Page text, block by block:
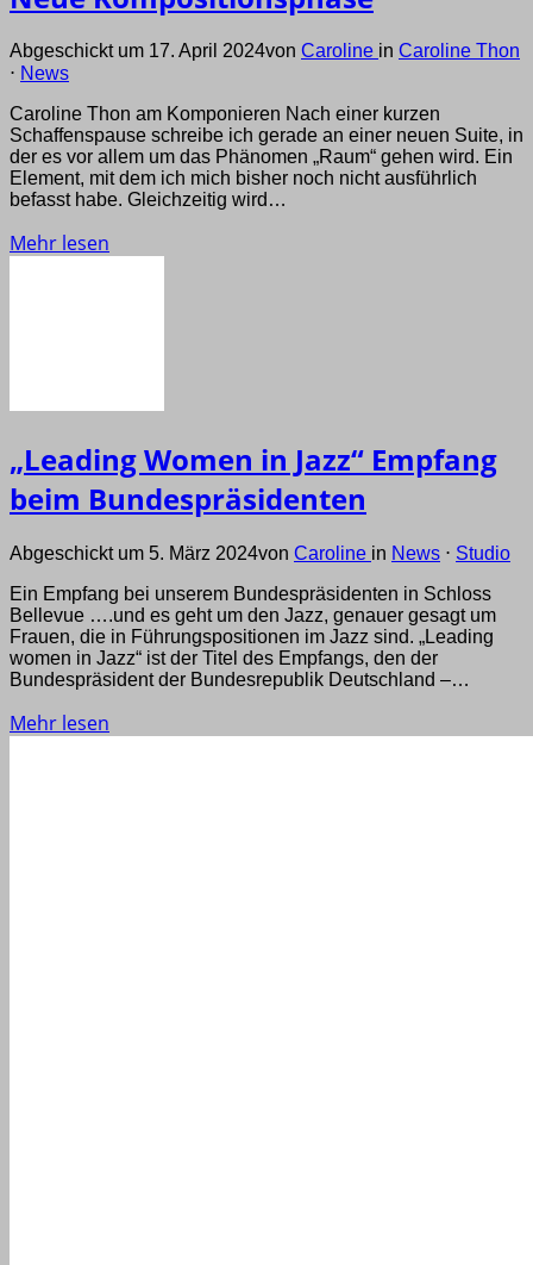
Abgeschickt um 17. April 2024von Caroline in Caroline Thon
⋅ News
Caroline Thon am Komponieren Nach einer kurzen
Schaffenspause schreibe ich gerade an einer neuen Suite, in
der es vor allem um das Phänomen „Raum“ gehen wird. Ein
Element, mit dem ich mich bisher noch nicht ausführlich
befasst habe. Gleichzeitig wird…
Mehr lesen
„Leading Women in Jazz“ Empfang
beim Bundespräsidenten
Abgeschickt um 5. März 2024von Caroline in News ⋅ Studio
Ein Empfang bei unserem Bundespräsidenten in Schloss
Bellevue ….und es geht um den Jazz, genauer gesagt um
Frauen, die in Führungspositionen im Jazz sind. „Leading
women in Jazz“ ist der Titel des Empfangs, den der
Bundespräsident der Bundesrepublik Deutschland –…
Mehr lesen